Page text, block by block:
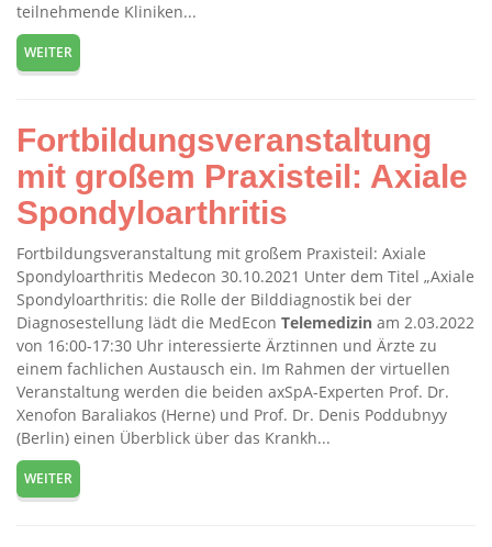
teilnehmende Kliniken...
WEITER
Fortbildungsveranstaltung
mit großem Praxisteil: Axiale
Spondyloarthritis
Fortbildungsveranstaltung mit großem Praxisteil: Axiale
Spondyloarthritis Medecon 30.10.2021 Unter dem Titel „Axiale
Spondyloarthritis: die Rolle der Bilddiagnostik bei der
Diagnosestellung lädt die MedEcon Telemedizin am 2.03.2022
von 16:00-17:30 Uhr interessierte Ärztinnen und Ärzte zu
einem fachlichen Austausch ein. Im Rahmen der virtuellen
Veranstaltung werden die beiden axSpA-Experten Prof. Dr.
Xenofon Baraliakos (Herne) und Prof. Dr. Denis Poddubnyy
(Berlin) einen Überblick über das Krankh...
WEITER